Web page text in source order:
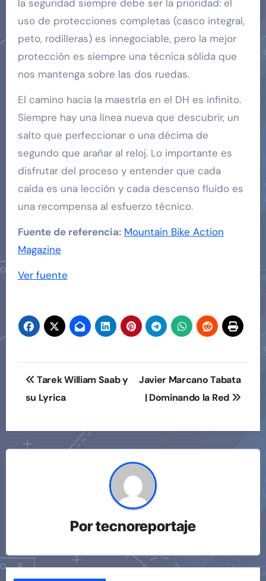
la seguridad siempre debe ser la prioridad: el
uso de protecciones completas (casco integral,
peto, rodilleras) es innegociable, pero la mejor
protección es siempre una técnica sólida que
nos mantenga sobre las dos ruedas.
El camino hacia la maestría en el DH es infinito.
Siempre hay una línea nueva que descubrir, un
salto que perfeccionar o una décima de
segundo que arañar al reloj. Lo importante es
disfrutar del proceso y entender que cada
caída es una lección y cada descenso fluido es
una recompensa al esfuerzo técnico.
Fuente de referencia: Mountain Bike Action
Magazine
Navegación
entradas
Ver fuente
Navegación
de
Tarek William Saab y
su Lyrica
Javier Marcano Tabata
| Dominando la Red
Portecnoreportaje